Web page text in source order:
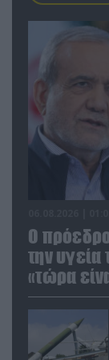
Ο
την υγεία
«τώρα